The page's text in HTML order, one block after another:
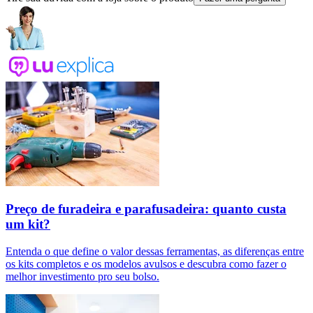
Preço de furadeira e parafusadeira: quanto custa
um kit?
Entenda o que define o valor dessas ferramentas, as diferenças entre
os kits completos e os modelos avulsos e descubra como fazer o
melhor investimento pro seu bolso.